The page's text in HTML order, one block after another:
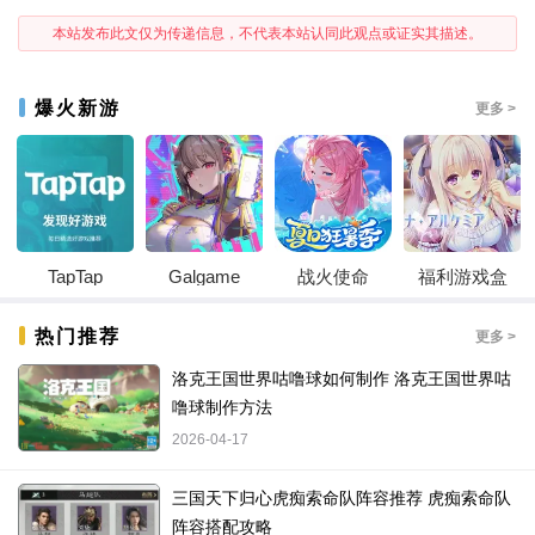
本站发布此文仅为传递信息，不代表本站认同此观点或证实其描述。
爆火新游 更多 >
TapTap Galgame 战火使命 福利游戏盒
热门推荐 更多 >
洛克王国世界咕噜球如何制作 洛克王国世界咕
噜球制作方法
2026-04-17
三国天下归心虎痴索命队阵容推荐 虎痴索命队
阵容搭配攻略